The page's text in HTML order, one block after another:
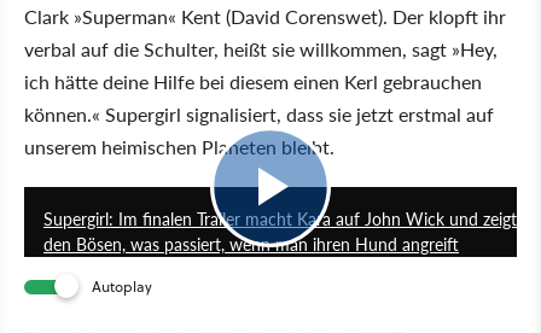
Clark »Superman« Kent (David Corenswet). Der klopft ihr
verbal auf die Schulter, heißt sie willkommen, sagt »Hey,
ich hätte deine Hilfe bei diesem einen Kerl gebrauchen
können.« Supergirl signalisiert, dass sie jetzt erstmal auf
unserem heimischen Planeten bleibt.
Supergirl: Im finalen Trailer macht Kara auf John Wick und zeigt
den Bösen, was passiert, wenn man ihren Hund angreift
Autoplay